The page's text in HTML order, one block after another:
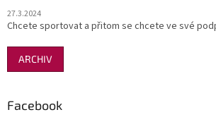
27.3.2024
Chcete sportovat a přitom se chcete ve své
ARCHIV
Facebook